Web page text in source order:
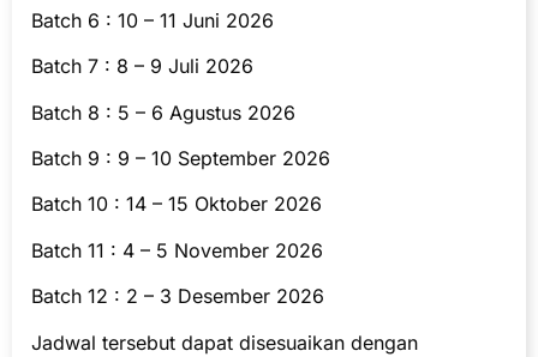
Batch 6 : 10 – 11 Juni 2026
Batch 7 : 8 – 9 Juli 2026
Batch 8 : 5 – 6 Agustus 2026
Batch 9 : 9 – 10 September 2026
Batch 10 : 14 – 15 Oktober 2026
Batch 11 : 4 – 5 November 2026
Batch 12 : 2 – 3 Desember 2026
Jadwal tersebut dapat disesuaikan dengan